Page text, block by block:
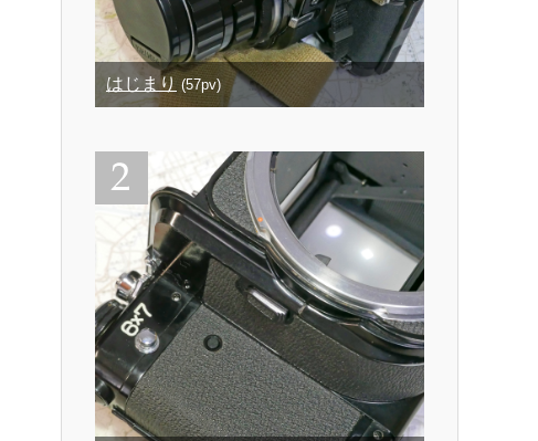
はじまり (57pv)